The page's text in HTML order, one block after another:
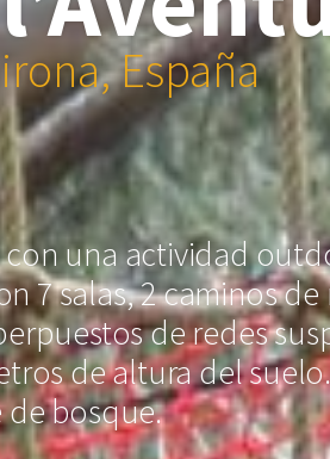
España
una actividad
7 salas, 2 caminos
de redes
de altura del
de bosque.